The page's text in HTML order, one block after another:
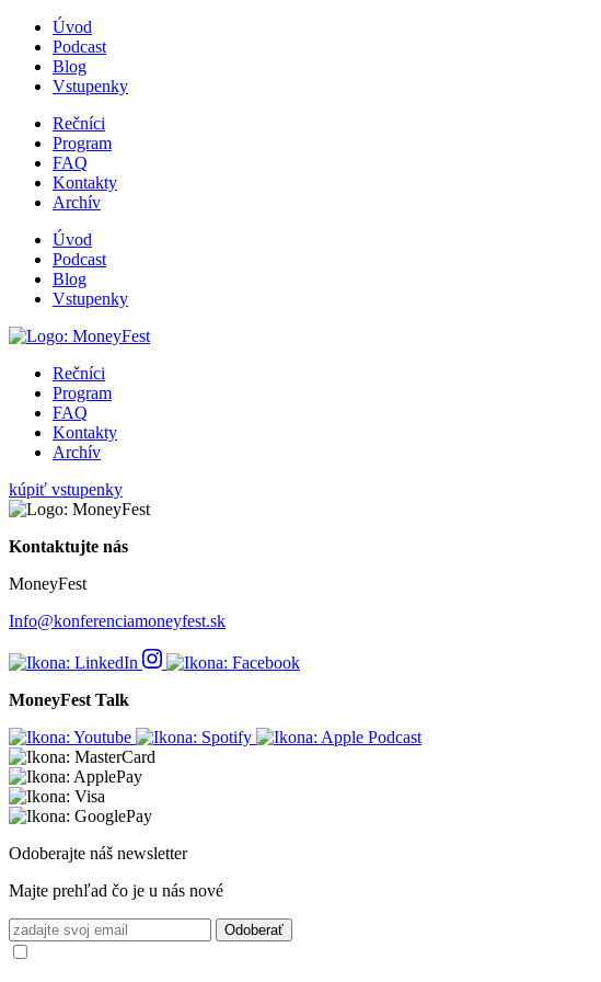
Úvod
Podcast
Blog
Vstupenky
Rečníci
Program
FAQ
Kontakty
Archív
Úvod
Podcast
Blog
Vstupenky
Rečníci
Program
FAQ
Kontakty
Archív
kúpiť vstupenky
Kontaktujte nás
MoneyFest
Info@konferenciamoneyfest.sk
MoneyFest Talk
Odoberajte náš newsletter
Majte prehľad čo je u nás nové
Odoberať